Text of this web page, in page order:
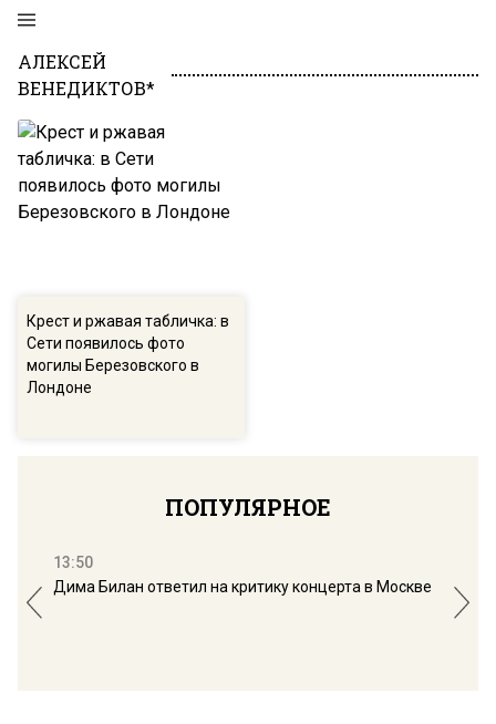
АЛЕКСЕЙ
ВЕНЕДИКТОВ*
Крест и ржавая табличка: в
Сети появилось фото
могилы Березовского в
Лондоне
ПОПУЛЯРНОЕ
13:50
Дима Билан ответил на критику концерта в Москве